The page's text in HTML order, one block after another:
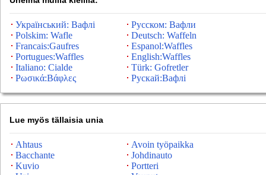
Український: Вафлі
Русском: Вафли
Polskim: Wafle
Deutsch: Waffeln
Francais:Gaufres
Espanol:Waffles
Portugues:Waffles
English:Waffles
Italiano: Cialde
Türk: Gofretler
Ρωσικά:Βάφλες
Рускай:Вафлі
Lue myös tällaisia ​​unia
Ahtaus
Avoin työpaikka
Bacchante
Johdinauto
Kuvio
Portteri